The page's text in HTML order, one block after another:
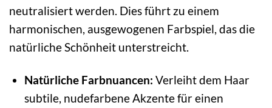
neutralisiert werden. Dies führt zu einem
harmonischen, ausgewogenen Farbspiel, das die
natürliche Schönheit unterstreicht.
Natürliche Farbnuancen: Verleiht dem Haar
subtile, nudefarbene Akzente für einen